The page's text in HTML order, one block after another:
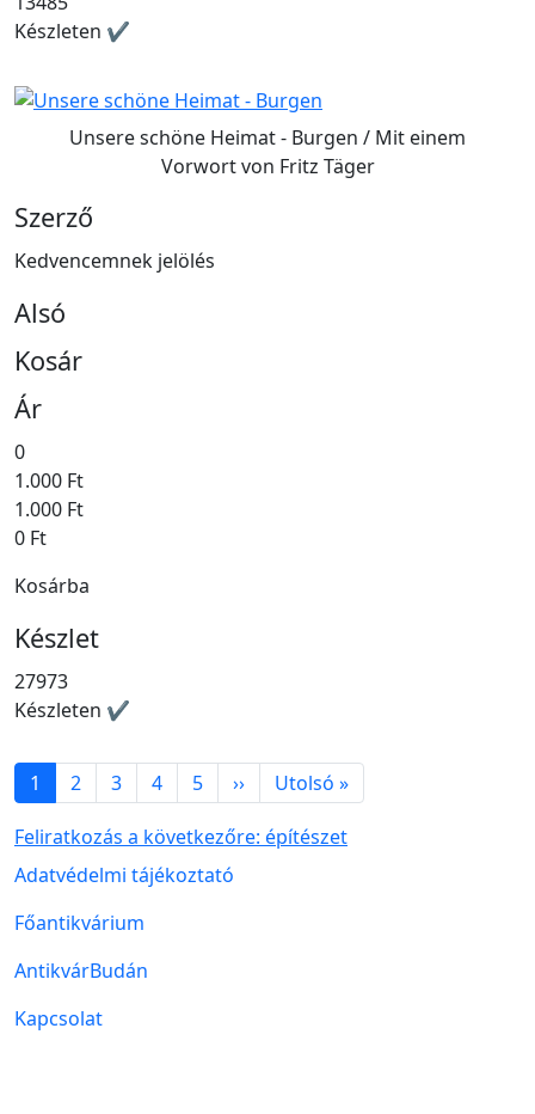
Készleten ✔
Unsere schöne Heimat - Burgen / Mit einem
Vorwort von Fritz Täger
Szerző
Kedvencemnek jelölés
Alsó
Kosár
Ár
0
1.000 Ft
1.000 Ft
0 Ft
Kosárba
Készlet
27973
Készleten ✔
Oldalszámozás
1 2 3 4 5 ››Következő oldal
Utolsó »Utolsó oldal
Feliratkozás a következőre: építészet
Lábléc menü
Adatvédelmi tájékoztató
Főantikvárium
AntikvárBudán
Kapcsolat